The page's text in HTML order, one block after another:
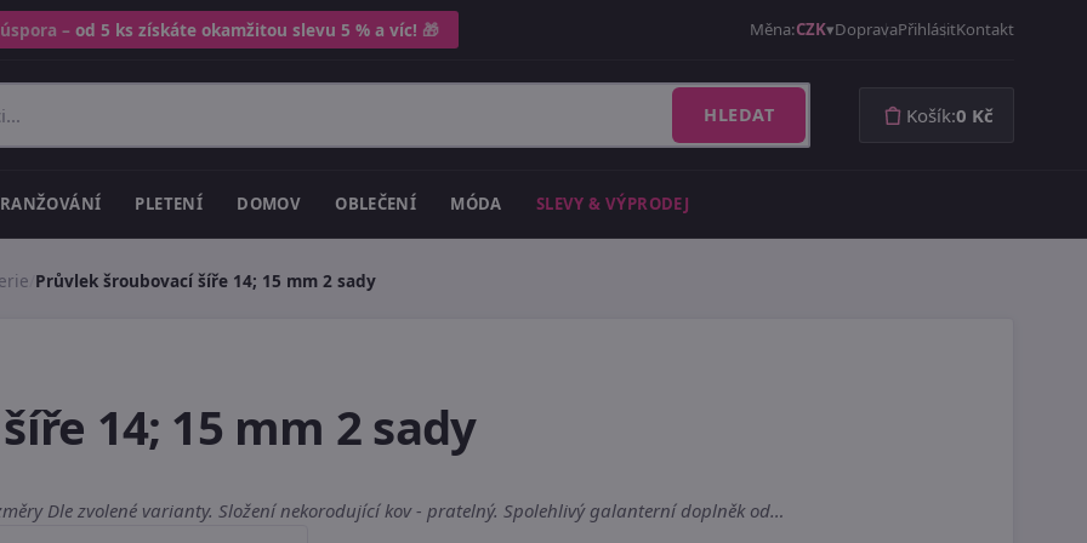
– od 5 ks získáte okamžitou slevu 5 % a víc! 🎁 Měna:CZK DopravaPřihlásitKontakt
HLEDAT Košík:0 Kč
PLETENÍ DOMOV OBLEČENÍ MÓDA SLEVY & VÝPRODEJ
Průvlek šroubovací šíře 14; 15 mm 2 sady
14; 15 mm 2 sady
Dle zvolené varianty. Složení nekorodující kov - pratelný. Spolehlivý galanterní doplněk od…